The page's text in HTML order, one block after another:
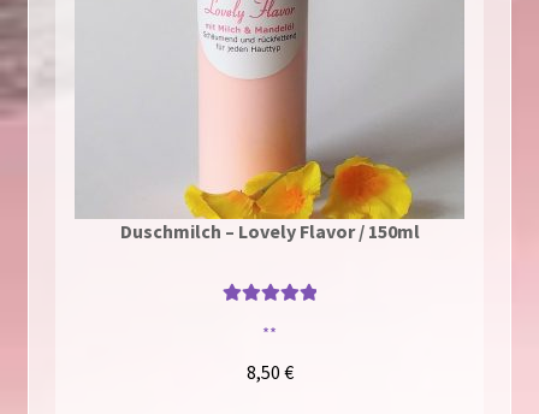
Duschmilch – Lovely Flavor / 150ml
**
8,50 €